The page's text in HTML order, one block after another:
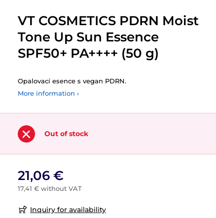
VT COSMETICS PDRN Moist
Tone Up Sun Essence
SPF50+ PA++++ (50 g)
Opalovací esence s vegan PDRN.
More information ›
Out of stock
21,06 €
17,41 € without VAT
Inquiry for availability